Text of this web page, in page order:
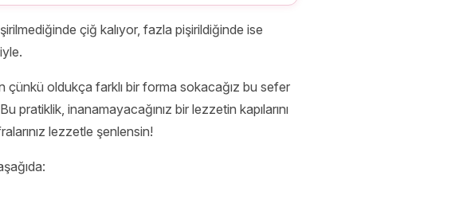
çiğ kalıyor, fazla pişirildiğinde ise
çünkü oldukça farklı bir forma sokacağız bu sefer
pratiklik, inanamayacağınız bir lezzetin kapılarını
lezzetle şenlensin!